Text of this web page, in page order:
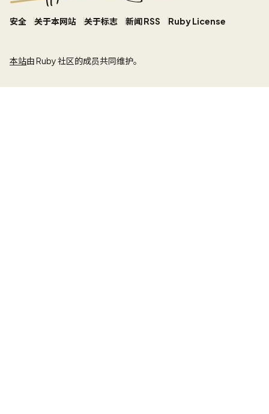
安全 关于本网站 关于标志 新闻 RSS Ruby License
本站由 Ruby 社区的成员共同维护。